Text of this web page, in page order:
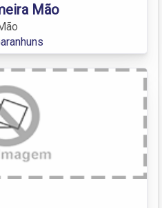
Mão